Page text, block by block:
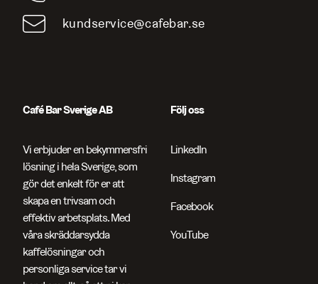
Sök efter sidor, produkter, kontaktpersoner, artikelnummer och
kundservice@cafebar.se
Café Bar Sverige AB
Vi erbjuder en bekymmersfri
lösning i hela Sverige, som
gör det enkelt för er att
skapa en trivsam och
effektiv arbetsplats. Med
våra skräddarsydda
kaffelösningar och
personliga service tar vi
Följ oss
LinkedIn
Instagram
Facebook
YouTube